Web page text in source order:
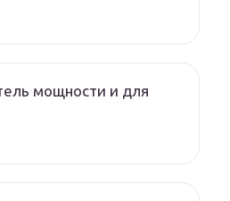
мощности и для